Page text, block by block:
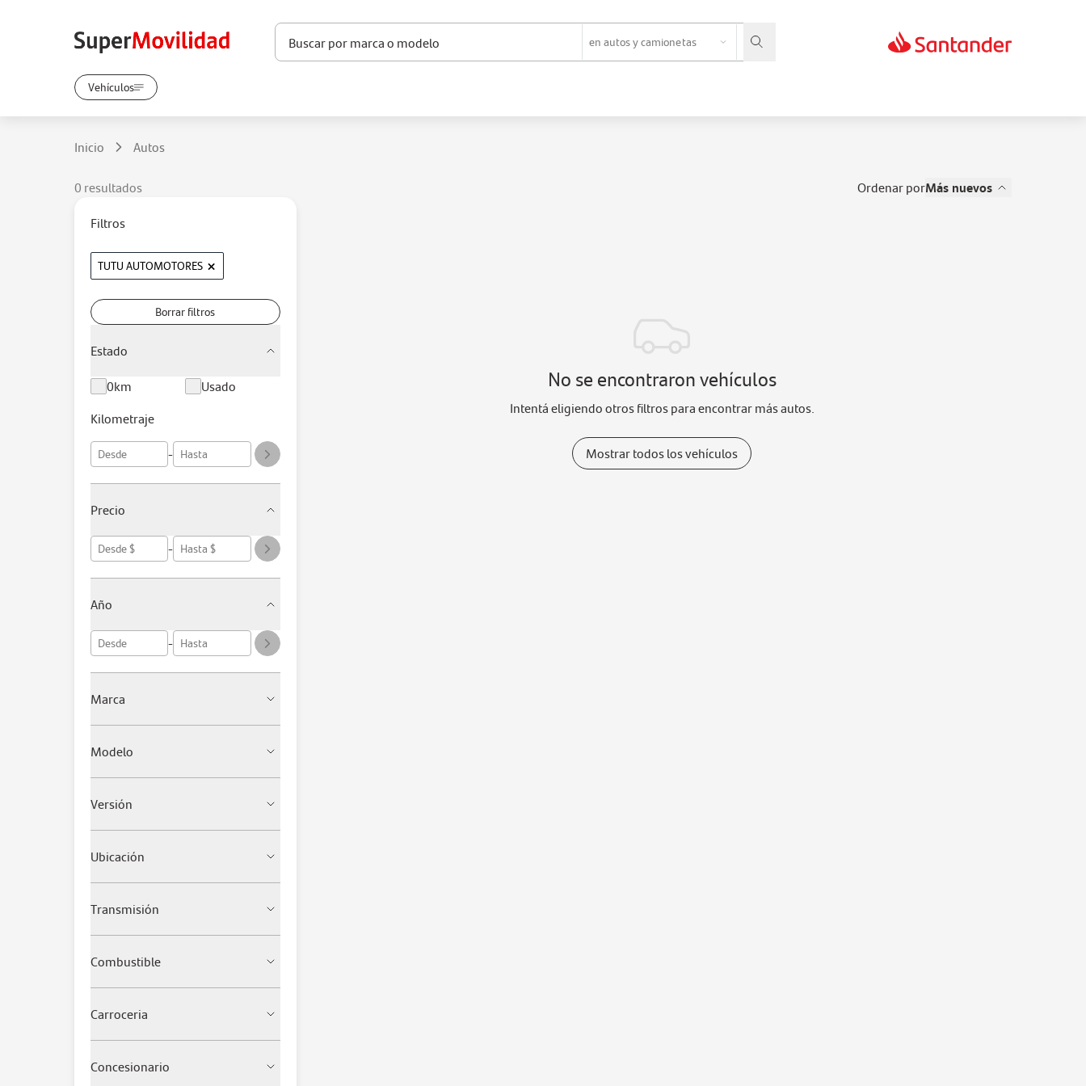
enautos y camionetas
Vehículos
Inicio Autos
0 resultados ordenar porMás nuevos
Filtros
TUTU AUTOMOTORES ×
Borrar filtros
Estado
0km
Usado
Kilometraje
-
Precio
-
Año
-
Marca
Modelo
Versión
Ubicación
Transmisión
Combustible
Carroceria
Concesionario
No se encontraron vehículos
Intentá eligiendo otros filtros para encontrar más autos.
Mostrar todos los vehículos